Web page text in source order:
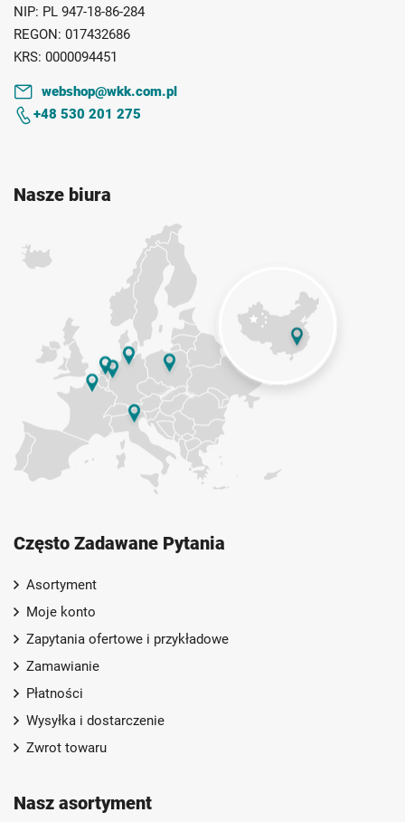
NIP: PL 947-18-86-284
REGON: 017432686
KRS: 0000094451
webshop@wkk.com.pl
+48 530 201 275
Nasze biura
Często Zadawane Pytania
Asortyment
Moje konto
Zapytania ofertowe i przykładowe
Zamawianie
Płatności
Wysyłka i dostarczenie
Zwrot towaru
Nasz asortyment